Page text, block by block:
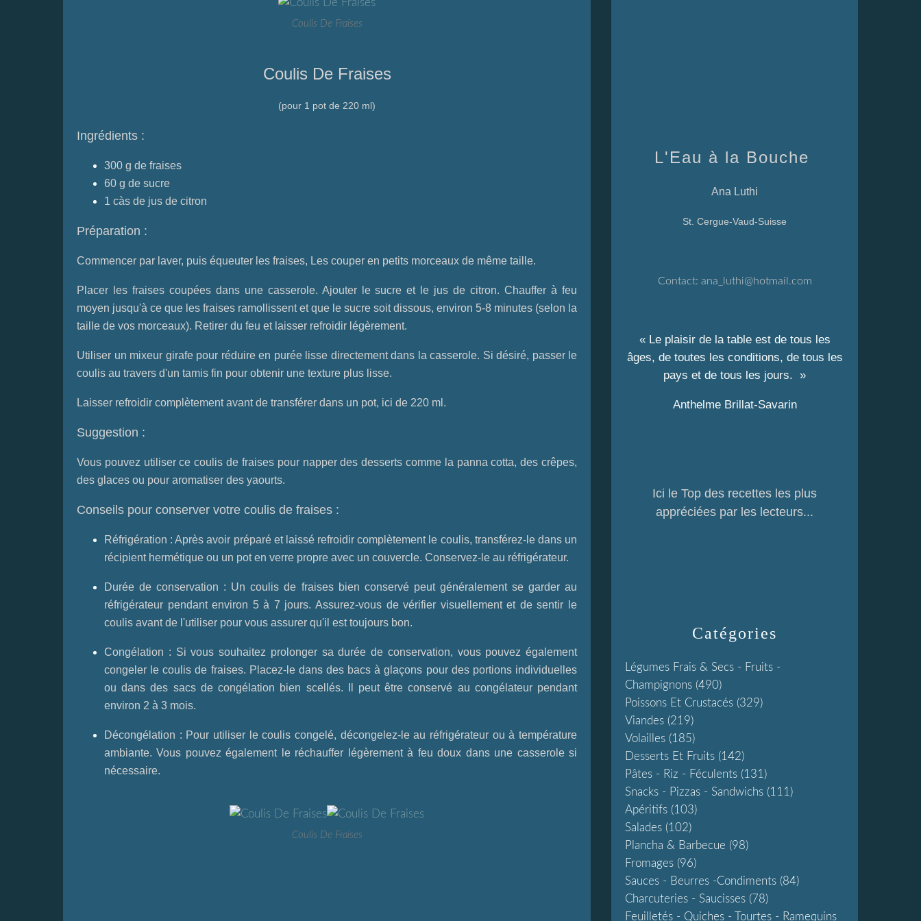
Coulis De Fraises
Coulis De Fraises
(pour 1 pot de 220 ml)
Ingrédients :
300 g de fraises
60 g de sucre
1 càs de jus de citron
Préparation :
Commencer par laver, puis équeuter les fraises, Les couper en petits morceaux de même taille.
Placer les fraises coupées dans une casserole. Ajouter le sucre et le jus de citron. Chauffer à feu
moyen jusqu'à ce que les fraises ramollissent et que le sucre soit dissous, environ 5-8 minutes (selon la
taille de vos morceaux). Retirer du feu et laisser refroidir légèrement.
Utiliser un mixeur girafe pour réduire en purée lisse directement dans la casserole. Si désiré, passer le
coulis au travers d'un tamis fin pour obtenir une texture plus lisse.
Laisser refroidir complètement avant de transférer dans un pot, ici de 220 ml.
Suggestion :
Vous pouvez utiliser ce coulis de fraises pour napper des desserts comme la panna cotta, des crêpes,
des glaces ou pour aromatiser des yaourts.
Conseils pour conserver votre coulis de fraises :
Réfrigération : Après avoir préparé et laissé refroidir complètement le coulis, transférez-le dans un
récipient hermétique ou un pot en verre propre avec un couvercle. Conservez-le au réfrigérateur.
Durée de conservation : Un coulis de fraises bien conservé peut généralement se garder au
réfrigérateur pendant environ 5 à 7 jours. Assurez-vous de vérifier visuellement et de sentir le
coulis avant de l'utiliser pour vous assurer qu'il est toujours bon.
Congélation : Si vous souhaitez prolonger sa durée de conservation, vous pouvez également
congeler le coulis de fraises. Placez-le dans des bacs à glaçons pour des portions individuelles
ou dans des sacs de congélation bien scellés. Il peut être conservé au congélateur pendant
environ 2 à 3 mois.
Décongélation : Pour utiliser le coulis congelé, décongelez-le au réfrigérateur ou à température
ambiante. Vous pouvez également le réchauffer légèrement à feu doux dans une casserole si
nécessaire.
Coulis De Fraises
Catégories
Légumes Frais & Secs - Fruits -
Champignons (490)
Poissons Et Crustacés (329)
Viandes (219)
Volailles (185)
Desserts Et Fruits (142)
Pâtes - Riz - Féculents (131)
Snacks - Pizzas - Sandwichs (111)
Apéritifs (103)
Salades (102)
Plancha & Barbecue (98)
Fromages (96)
Sauces - Beurres -condiments (84)
Charcuteries - Saucisses (78)
Feuilletés - Quiches - Tourtes - Ramequins
L'Eau à la Bouche
Ana Luthi
St. Cergue-Vaud-Suisse
Contact: ana_luthi@hotmail.com
« Le plaisir de la table est de tous les
âges, de toutes les conditions, de tous les
pays et de tous les jours. »
Anthelme Brillat-Savarin
Ici le Top des recettes les plus
appréciées par les lecteurs...